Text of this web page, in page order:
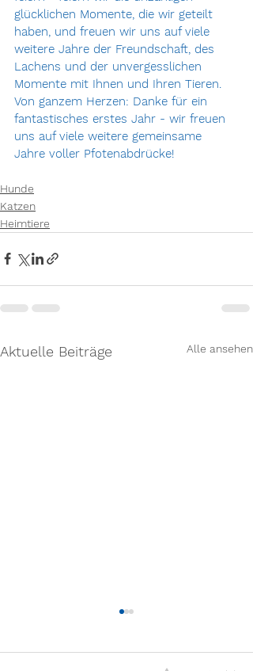
glücklichen Momente, die wir geteilt
haben, und freuen wir uns auf viele
weitere Jahre der Freundschaft, des
Lachens und der unvergesslichen
Momente mit Ihnen und Ihren Tieren.
Von ganzem Herzen: Danke für ein
fantastisches erstes Jahr - wir freuen
uns auf viele weitere gemeinsame
Jahre voller Pfotenabdrücke!
Hunde
Katzen
Heimtiere
Aktuelle Beiträge Alle ansehen